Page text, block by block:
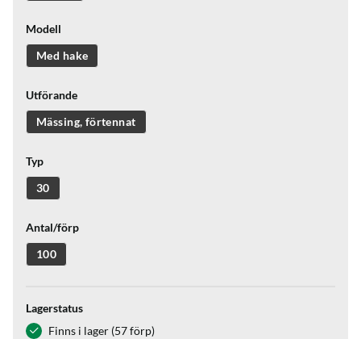
Modell
Med hake
Utförande
Mässing, förtennat
Typ
30
Antal/förp
100
Lagerstatus
Finns i lager (57 förp)